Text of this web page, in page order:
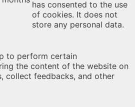
has consented to the use
of cookies. It does not
store any personal data.
to perform certain
the content of the website on
collect feedbacks, and other